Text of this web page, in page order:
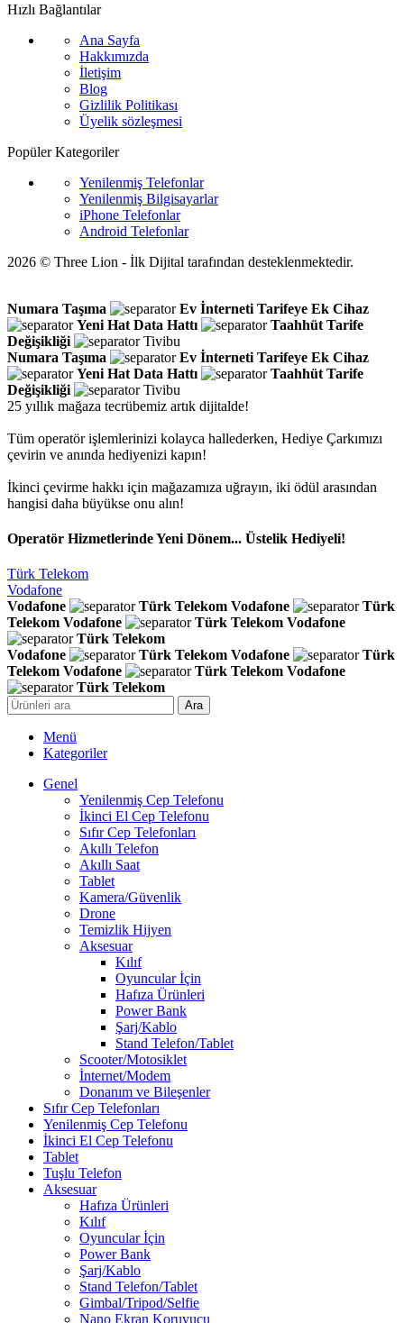
Hızlı Bağlantılar
Ana Sayfa
Hakkımızda
İletişim
Blog
Gizlilik Politikası
Üyelik sözleşmesi
Popüler Kategoriler
Yenilenmiş Telefonlar
Yenilenmiş Bilgisayarlar
iPhone Telefonlar
Android Telefonlar
2026 © Three Lion - İlk Dijital tarafından desteklenmektedir.
Numara Taşıma Ev İnterneti Tarifeye Ek Cihaz
Yeni Hat Data Hattı Taahhüt Tarife
Değişikliği
Tivibu
Numara Taşıma
Ev İnterneti Tarifeye Ek Cihaz
Yeni Hat Data Hattı Taahhüt Tarife
Değişikliği
Tivibu
25 yıllık mağaza tecrübemiz artık dijitalde!
Tüm operatör işlemlerinizi kolayca hallederken, Hediye Çarkımızı
çevirin ve anında hediyenizi kapın!
İkinci çevirme hakkı için mağazamıza uğrayın, iki ödül arasından
hangisi daha büyükse onu alın!
Operatör Hizmetlerinde Yeni Dönem... Üstelik Hediyeli!
Türk Telekom
Vodafone
Vodafone
Türk Telekom Vodafone
Türk
Telekom Vodafone Türk Telekom Vodafone
Türk Telekom
Vodafone
Türk Telekom Vodafone
Türk
Telekom Vodafone Türk Telekom Vodafone
Türk Telekom
Ara
Menü
Kategoriler
Genel
Yenilenmiş Cep Telefonu
İkinci El Cep Telefonu
Sıfır Cep Telefonları
Akıllı Telefon
Akıllı Saat
Tablet
Kamera/Güvenlik
Drone
Temizlik Hijyen
Aksesuar
Kılıf
Oyuncular İçin
Hafıza Ürünleri
Power Bank
Şarj/Kablo
Stand Telefon/Tablet
Scooter/Motosiklet
İnternet/Modem
Donanım ve Bileşenler
Sıfır Cep Telefonları
Yenilenmiş Cep Telefonu
İkinci El Cep Telefonu
Tablet
Tuşlu Telefon
Aksesuar
Hafıza Ürünleri
Kılıf
Oyuncular İçin
Power Bank
Şarj/Kablo
Stand Telefon/Tablet
Gimbal/Tripod/Selfie
Nano Ekran Koruyucu